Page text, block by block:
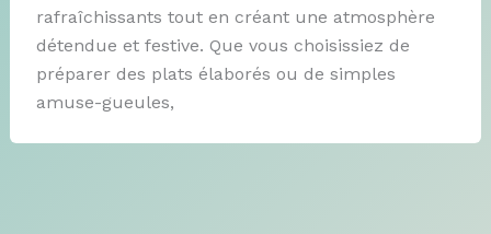
rafraîchissants tout en créant une atmosphère
détendue et festive. Que vous choisissiez de
préparer des plats élaborés ou de simples
amuse-gueules,